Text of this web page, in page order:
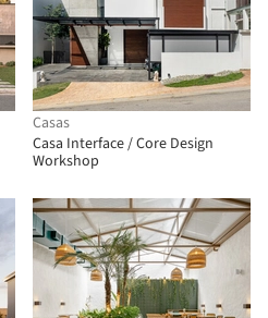
Casas
Casa Interface / Core Design
Workshop